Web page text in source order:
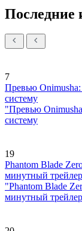
Последние
7
Превью Onimusha:
систему
"Превью
систему
19
Phantom Blade
минутный
"Phantom Blade
минутный